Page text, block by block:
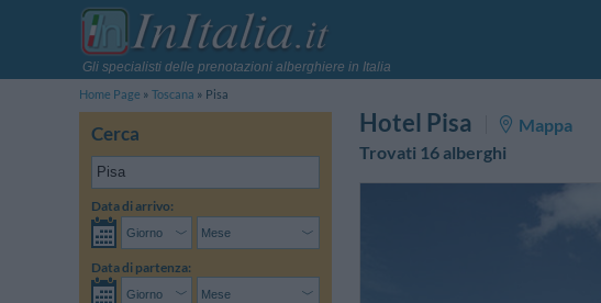
Gli specialisti delle prenotazioni alberghiere in Italia
Home Page
Toscana Pisa
Cerca
Data di arrivo:
Data di partenza:
Hotel Pisa
Mappa
Trovati 16 alberghi